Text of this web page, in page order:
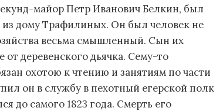
майор Петр Иванович Белкин, был
дому Трафилиных. Он был человек не
весьма смышленный. Сын их
деревенского дьячка. Сему-то
охотою к чтению и занятиям по части
он в службу в пехотный егерской полк
до самого 1823 года. Смерть его